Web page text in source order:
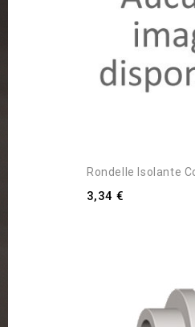
Rondelle Isolante
3,34 €